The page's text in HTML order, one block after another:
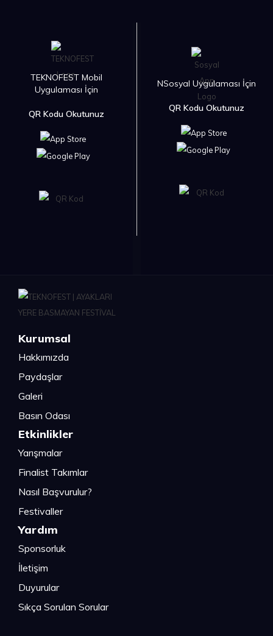
TEKNOFEST Mobil
Uygulaması İçin
QR Kodu Okutunuz
NSosyal Uygulaması İçin
QR Kodu Okutunuz
Kurumsal
Hakkımızda
Paydaşlar
Galeri
Basın Odası
Etkinlikler
Yarışmalar
Finalist Takımlar
Nasıl Başvurulur?
Festivaller
Yardım
Sponsorluk
İletişim
Duyurular
Sıkça Sorulan Sorular